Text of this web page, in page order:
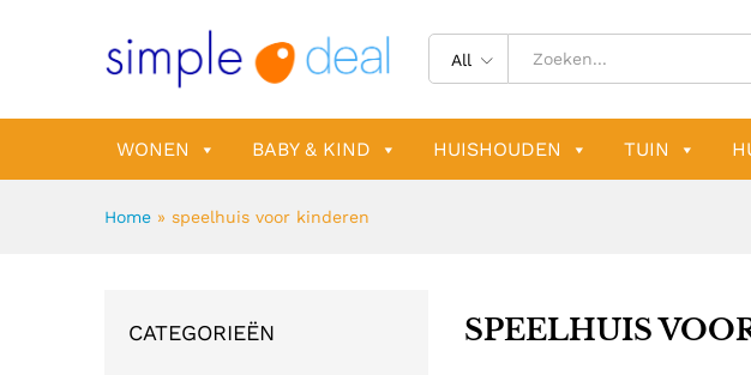
All
WONEN BABY & KIND HUISHOUDEN TUIN
Home » speelhuis voor kinderen
SPEELHUIS
CATEGORIEËN